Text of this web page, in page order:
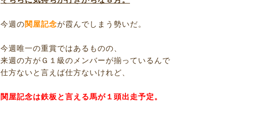
今週の関屋記念が霞んでしまう勢いだ。
今週唯一の重賞ではあるものの、
来週の方がＧ１級のメンバーが揃っているんで
仕方ないと言えば仕方ないけれど、
関屋記念は鉄板と言える馬が１頭出走予定。